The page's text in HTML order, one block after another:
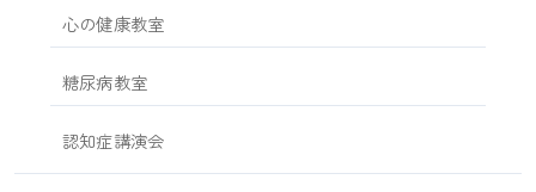
心の健康教室
糖尿病教室
認知症講演会